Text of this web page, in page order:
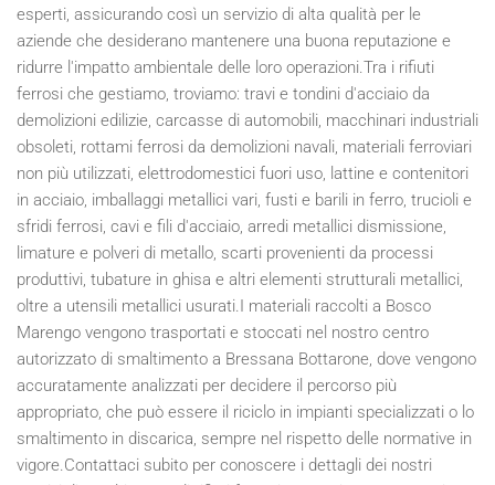
esperti, assicurando così un servizio di alta qualità per le
aziende che desiderano mantenere una buona reputazione e
ridurre l'impatto ambientale delle loro operazioni.Tra i rifiuti
ferrosi che gestiamo, troviamo: travi e tondini d'acciaio da
demolizioni edilizie, carcasse di automobili, macchinari industriali
obsoleti, rottami ferrosi da demolizioni navali, materiali ferroviari
non più utilizzati, elettrodomestici fuori uso, lattine e contenitori
in acciaio, imballaggi metallici vari, fusti e barili in ferro, trucioli e
sfridi ferrosi, cavi e fili d'acciaio, arredi metallici dismissione,
limature e polveri di metallo, scarti provenienti da processi
produttivi, tubature in ghisa e altri elementi strutturali metallici,
oltre a utensili metallici usurati.I materiali raccolti a Bosco
Marengo vengono trasportati e stoccati nel nostro centro
autorizzato di smaltimento a Bressana Bottarone, dove vengono
accuratamente analizzati per decidere il percorso più
appropriato, che può essere il riciclo in impianti specializzati o lo
smaltimento in discarica, sempre nel rispetto delle normative in
vigore.Contattaci subito per conoscere i dettagli dei nostri